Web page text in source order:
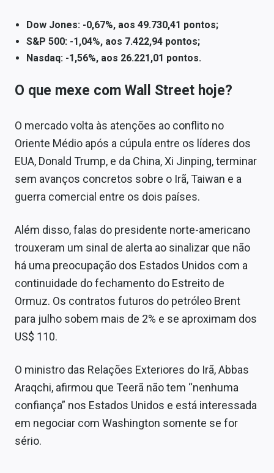
Conteúdo de Marca
Sobre
Contato
Dow Jones: -0,67%, aos 49.730,41 pontos;
S&P 500: -1,04%, aos 7.422,94 pontos;
Nasdaq: -1,56%, aos 26.221,01 pontos.
O que mexe com Wall Street hoje?
O mercado volta às atenções ao conflito no
Oriente Médio após a cúpula entre os líderes dos
EUA, Donald Trump, e da China, Xi Jinping, terminar
sem avanços concretos sobre o Irã, Taiwan e a
guerra comercial entre os dois países.
Além disso, falas do presidente norte-americano
trouxeram um sinal de alerta ao sinalizar que não
há uma preocupação dos Estados Unidos com a
continuidade do fechamento do Estreito de
Ormuz. Os contratos futuros do petróleo Brent
para julho sobem mais de 2% e se aproximam dos
US$ 110.
O ministro das Relações Exteriores do Irã, Abbas
Araqchi, afirmou que Teerã não tem “nenhuma
confiança” nos Estados Unidos e está interessada
em negociar com Washington somente se for
sério.